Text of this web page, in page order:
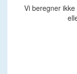
Vi beregner